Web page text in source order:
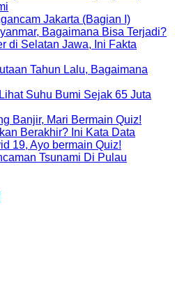
Jakarta (Bagian I)
Bagaimana Bisa Terjadi?
di Selatan Jawa, Ini Fakta
Tahun Lalu, Bagaimana
Suhu Bumi Sejak 65 Juta
Banjir, Mari Bermain Quiz!
Berakhir? Ini Kata Data
19, Ayo bermain Quiz!
Tsunami Di Pulau